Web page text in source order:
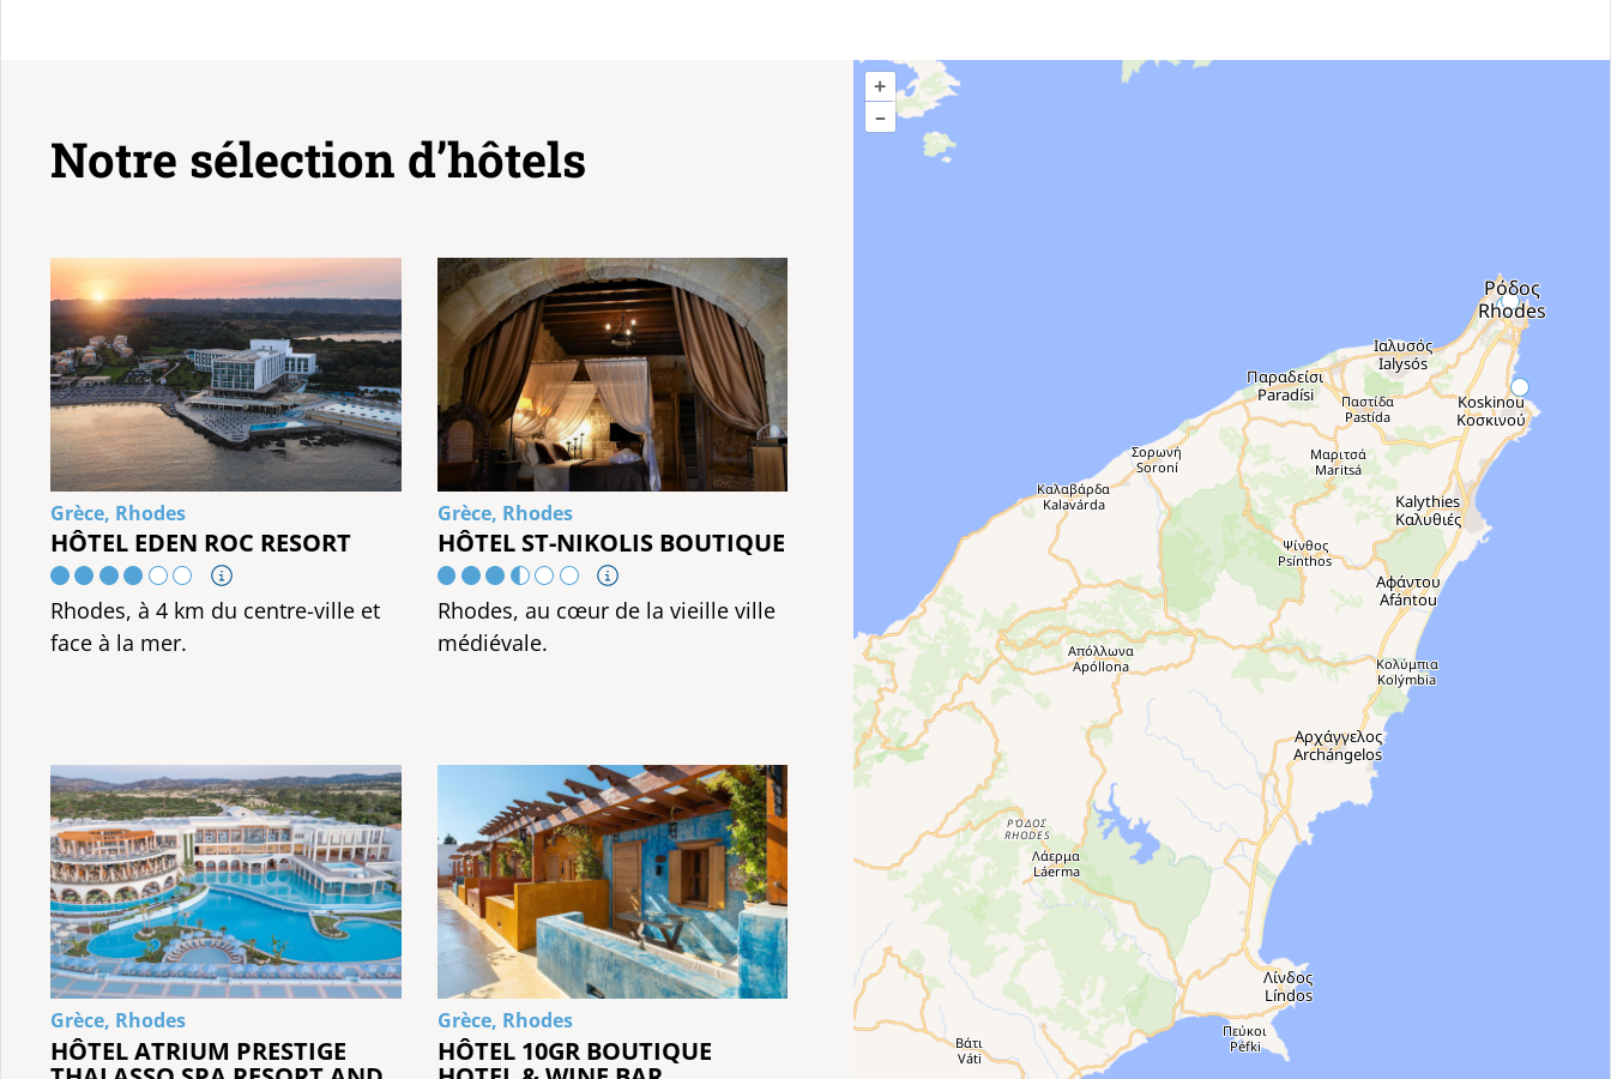
+
–
Notre sélection d’hôtels
Grèce, Rhodes
HÔTEL EDEN ROC RESORT
Rhodes, à 4 km du centre-ville et
face à la mer.
Grèce, Rhodes
HÔTEL ST-NIKOLIS BOUTIQUE
Rhodes, au cœur de la vieille ville
médiévale.
Grèce, Rhodes
HÔTEL ATRIUM PRESTIGE
Grèce, Rhodes
HÔTEL 10GR BOUTIQUE